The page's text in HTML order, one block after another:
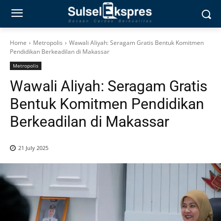
Home Metropolis
Wawali Aliyah: Seragam Gratis Bentuk Komitmen
Pendidikan Berkeadilan di Makassar
Metropolis
Wawali Aliyah: Seragam Gratis
Bentuk Komitmen Pendidikan
Berkeadilan di Makassar
21 July 2025